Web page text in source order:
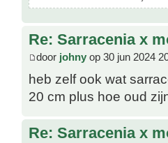
Re: Sarracenia x
door johny op 30 jun 2024
heb zelf ook wat
20 cm plus hoe oud
Re: Sarracenia x